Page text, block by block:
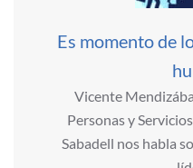
Es momento de
Vicente
Personas y
Sabadell nos habla